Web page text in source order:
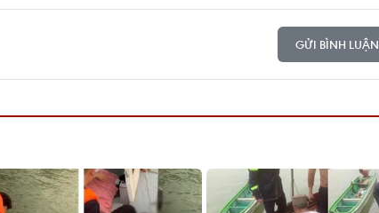
GỬI BÌNH LUẬN